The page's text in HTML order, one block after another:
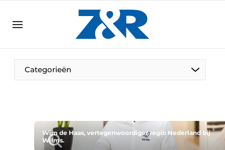
DE EN
NL
Categorieën
Wim de Haas, vertegenwoordiger regio Nederland bij
Wilms.